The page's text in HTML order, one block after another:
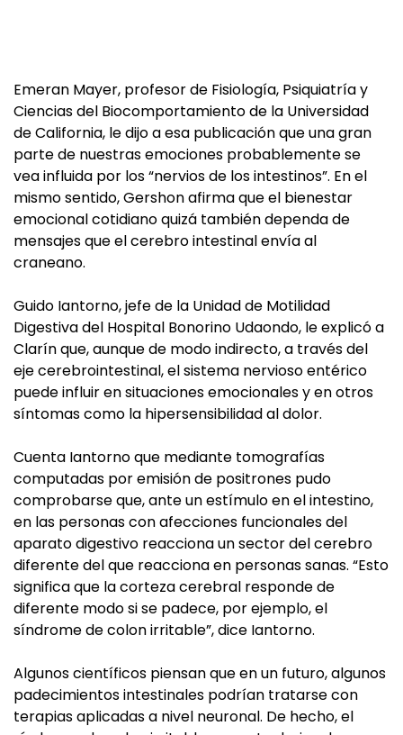
Emeran Mayer, profesor de Fisiología, Psiquiatría y
Ciencias del Biocomportamiento de la Universidad
de California, le dijo a esa publicación que una gran
parte de nuestras emociones probablemente se
vea influida por los “nervios de los intestinos”. En el
mismo sentido, Gershon afirma que el bienestar
emocional cotidiano quizá también dependa de
mensajes que el cerebro intestinal envía al
craneano.
Guido Iantorno, jefe de la Unidad de Motilidad
Digestiva del Hospital Bonorino Udaondo, le explicó a
Clarín que, aunque de modo indirecto, a través del
eje cerebrointestinal, el sistema nervioso entérico
puede influir en situaciones emocionales y en otros
síntomas como la hipersensibilidad al dolor.
Cuenta Iantorno que mediante tomografías
computadas por emisión de positrones pudo
comprobarse que, ante un estímulo en el intestino,
en las personas con afecciones funcionales del
aparato digestivo reacciona un sector del cerebro
diferente del que reacciona en personas sanas. “Esto
significa que la corteza cerebral responde de
diferente modo si se padece, por ejemplo, el
síndrome de colon irritable”, dice Iantorno.
Algunos científicos piensan que en un futuro, algunos
padecimientos intestinales podrían tratarse con
terapias aplicadas a nivel neuronal. De hecho, el